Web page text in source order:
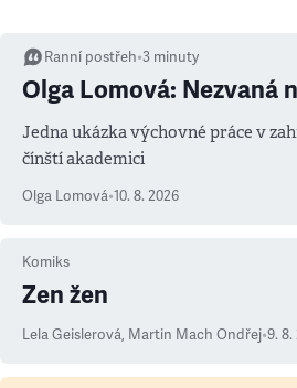
Ranní postřeh•3 minuty
Olga Lomová: Nezvaná
Jedna ukázka výchovné práce v
čínští akademici
Olga Lomová•10. 8. 2026
Komiks
Zen žen
Lela Geislerová, Martin Mach Ondřej•9. 8.